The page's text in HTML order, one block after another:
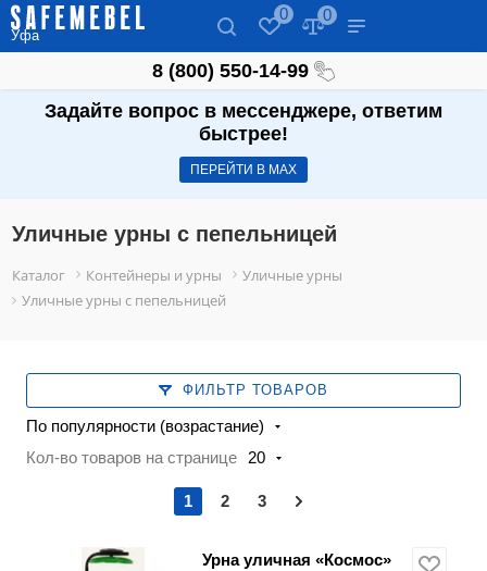
Уфа
0 0
8 (800) 550-14-99
Задайте вопрос в мессенджере, ответим
быстрее!
ПЕРЕЙТИ В МАХ
Уличные урны с пепельницей
Каталог Контейнеры и урны
Уличные урны
Уличные урны с пепельницей
ФИЛЬТР ТОВАРОВ
По популярности (возрастание)
Кол-во товаров на странице
20
1 2 3
Урна уличная «Космос»